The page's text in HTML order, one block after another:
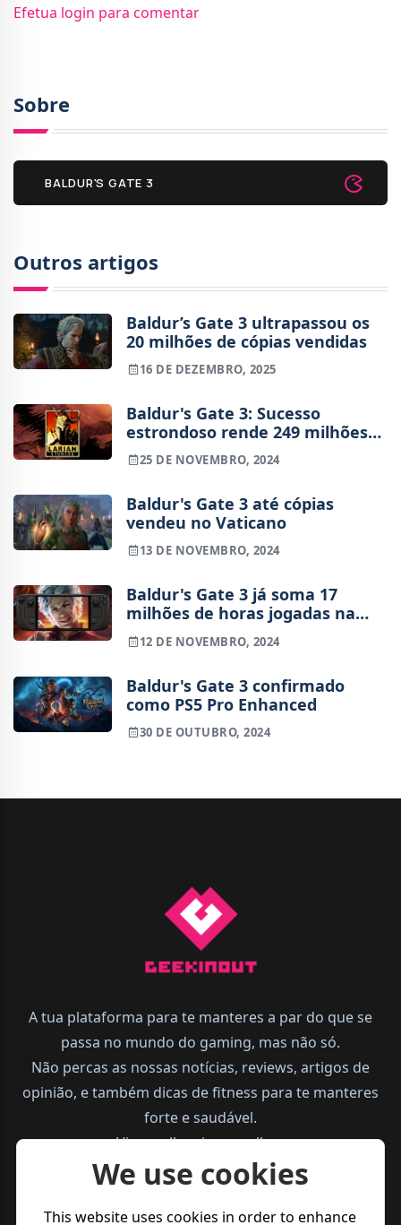
Efetua login para comentar
Sobre
BALDUR'S GATE 3
Outros artigos
Baldur’s Gate 3 ultrapassou os
20 milhões de cópias vendidas
16 DE DEZEMBRO, 2025
Baldur's Gate 3: Sucesso
estrondoso rende 249 milhões
de euros para a Larian Studios
em 2023
25 DE NOVEMBRO, 2024
Baldur's Gate 3 até cópias
vendeu no Vaticano
13 DE NOVEMBRO, 2024
Baldur's Gate 3 já soma 17
milhões de horas jogadas na
Steam Deck
12 DE NOVEMBRO, 2024
Baldur's Gate 3 confirmado
como PS5 Pro Enhanced
30 DE OUTUBRO, 2024
A tua plataforma para te manteres a par do que se
passa no mundo do gaming, mas não só.
Não percas as nossas notícias, reviews, artigos de
opinião, e também dicas de fitness para te manteres
forte e saudável.
Vive melhor, joga melhor.
We use cookies
This website uses cookies in order to enhance